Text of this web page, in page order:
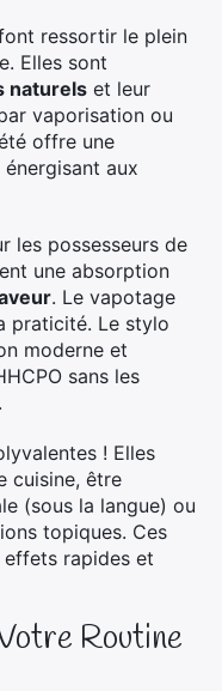
ressortir le plein
Elles sont
naturels et leur
vaporisation ou
offre une
aux
les possesseurs de
une absorption
. Le vapotage
praticité. Le stylo
moderne et
sans les
! Elles
cuisine, être
(sous la langue) ou
topiques. Ces
effets rapides et
Routine